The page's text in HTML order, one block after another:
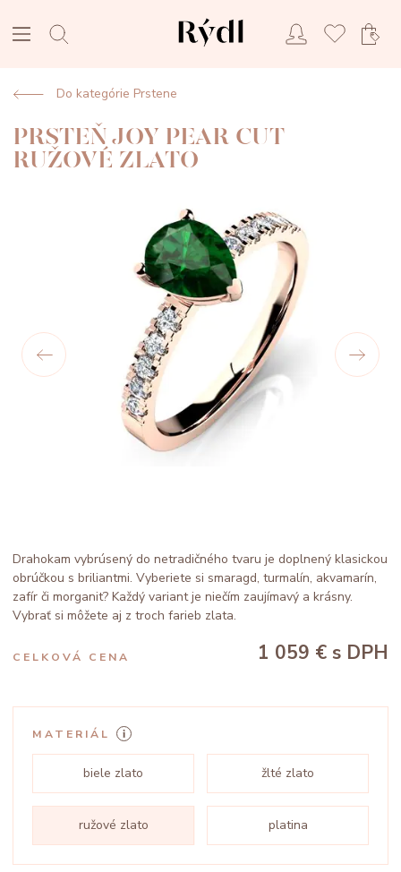
Do kategórie Prstene
PRSTEŇ JOY PEAR CUT
RUŽOVÉ ZLATO
Drahokam vybrúsený do netradičného tvaru je doplnený klasickou
obrúčkou s briliantmi. Vyberiete si smaragd, turmalín, akvamarín,
zafír či morganit? Každý variant je niečím zaujímavý a krásny.
Vybrať si môžete aj z troch farieb zlata.
CELKOVÁ CENA 1 059 € s DPH
MATERIÁL
biele zlato žlté zlato
ružové zlato platina